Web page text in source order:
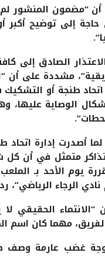
أن “مضمون
إلى توضيح أكبر
الصادق
مشددة على
طنجة أو
الوصاية عليها،
أصدرت إدارة اتحاد
متمثل في أن كل
يوم الأحد بـ
نادي الرجاء
“الانتماء
مهما كان اسم
غضب عارمة وصف